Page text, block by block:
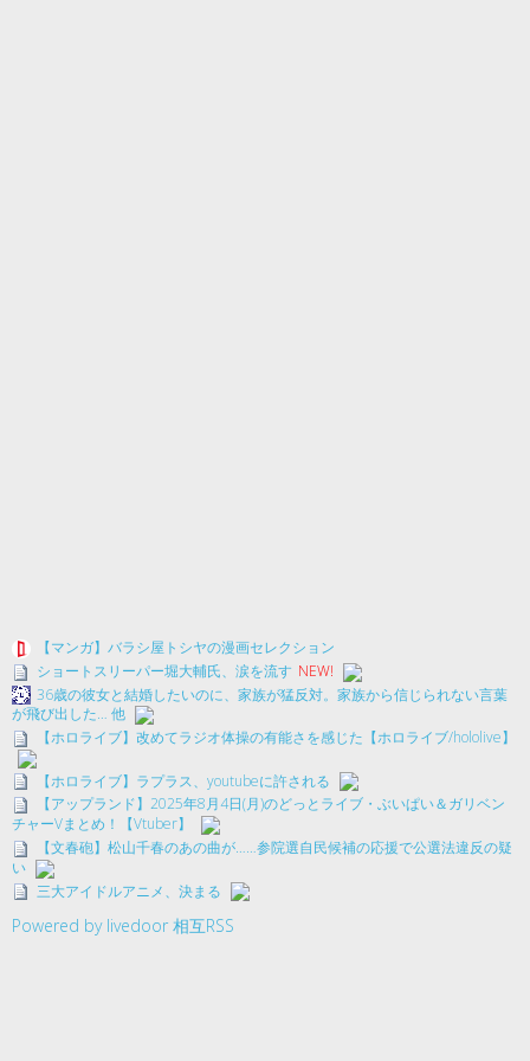
【マンガ】バラシ屋トシヤの漫画セレクション
ショートスリーパー堀大輔氏、涙を流す NEW!
36歳の彼女と結婚したいのに、家族が猛反対。家族から信じられない言葉
が飛び出した… 他
【ホロライブ】改めてラジオ体操の有能さを感じた【ホロライブ/hololive】
【ホロライブ】ラプラス、youtubeに許される
【アップランド】2025年8月4日(月)のどっとライブ・ぶいぱい＆ガリベン
チャーVまとめ！【Vtuber】
【文春砲】松山千春のあの曲が……参院選自民候補の応援で公選法違反の疑
い
三大アイドルアニメ、決まる
Powered by livedoor 相互RSS